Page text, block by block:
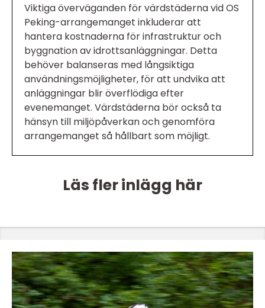
Viktiga överväganden för värdstäderna vid OS
Peking-arrangemanget inkluderar att
hantera kostnaderna för infrastruktur och
byggnation av idrottsanläggningar. Detta
behöver balanseras med långsiktiga
användningsmöjligheter, för att undvika att
anläggningar blir överflödiga efter
evenemanget. Värdstäderna bör också ta
hänsyn till miljöpåverkan och genomföra
arrangemanget så hållbart som möjligt.
Läs fler inlägg här